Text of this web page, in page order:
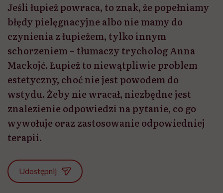
Jeśli łupież powraca, to znak, że popełniamy
błędy pielęgnacyjne albo nie mamy do
czynienia z łupieżem, tylko innym
schorzeniem – tłumaczy trycholog Anna
Mackojć. Łupież to niewątpliwie problem
estetyczny, choć nie jest powodem do
wstydu. Żeby nie wracał, niezbędne jest
znalezienie odpowiedzi na pytanie, co go
wywołuje oraz zastosowanie odpowiedniej
terapii.
Udostępnij